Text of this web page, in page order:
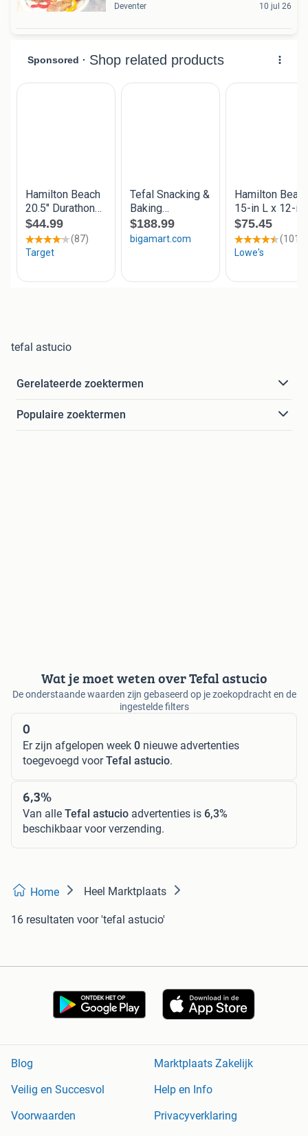
Deventer 10 jul 26
tefal astucio
Gerelateerde zoektermen
Populaire zoektermen
Wat je moet weten over Tefal astucio
De onderstaande waarden zijn gebaseerd op je zoekopdracht en de
ingestelde filters
0
Er zijn afgelopen week 0 nieuwe advertenties
toegevoegd voorTefal astucio.
6,3%
Van alle Tefal astucio advertenties is 6,3%
beschikbaar voor verzending.
Home Heel Marktplaats
16 resultaten voor 'tefal astucio'
Blog
Marktplaats Zakelijk
Veilig en Succesvol
Help en Info
Voorwaarden
Privacyverklaring